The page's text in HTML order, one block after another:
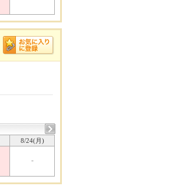
8/24(月)
-